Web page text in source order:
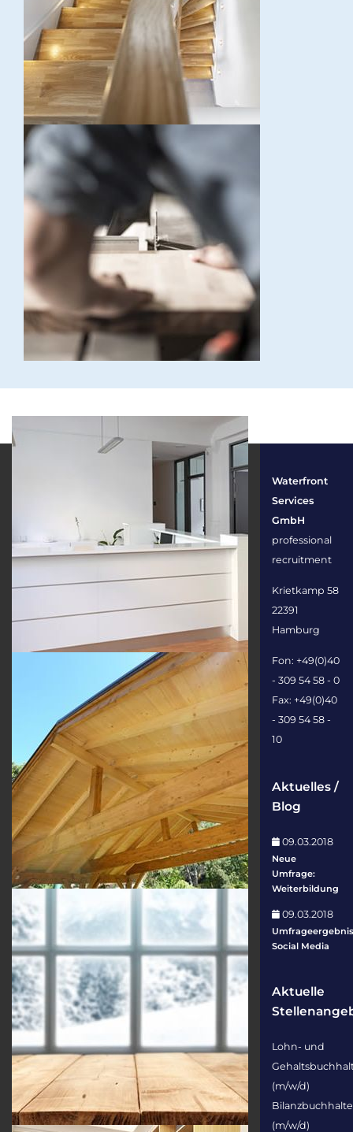
Waterfront
Services
GmbH
professional
recruitment
Krietkamp 58
22391
Hamburg
Fon: +49(0)40
- 309 54 58 - 0
Fax: +49(0)40
- 309 54 58 -
10
Aktuelles /
Blog
09.03.2018
Neue
Umfrage:
Weiterbildung
09.03.2018
Social Media
Aktuelle
Lohn- und
(m/w/d)
(m/w/d)